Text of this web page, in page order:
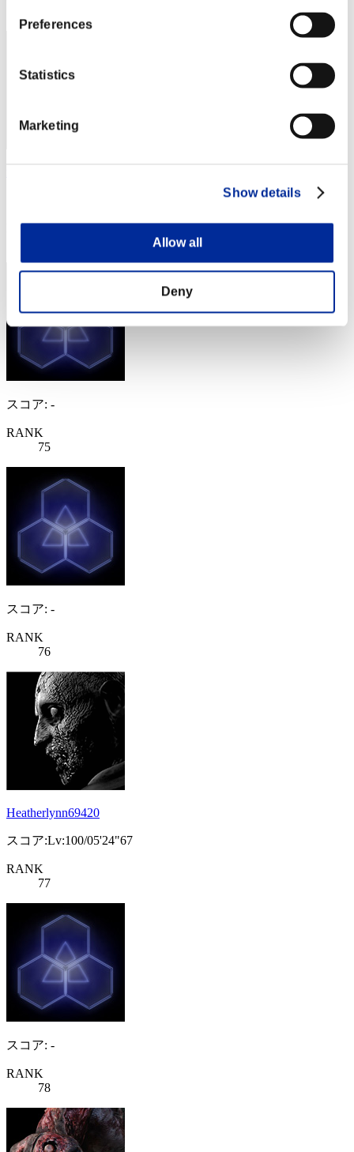
Preferences
Statistics
Marketing
Show details
Allow all
Deny
RANK
スコア: -
RANK
75
スコア: -
RANK
76
Heatherlynn69420
スコア:Lv:100/05'24"67
RANK
77
スコア: -
RANK
78